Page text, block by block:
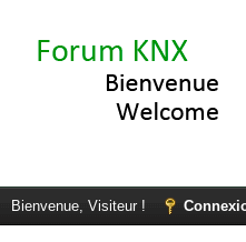
Bienvenue, Visiteur !